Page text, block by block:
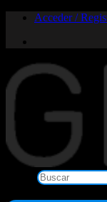
Saltar
contenido
Acceder /